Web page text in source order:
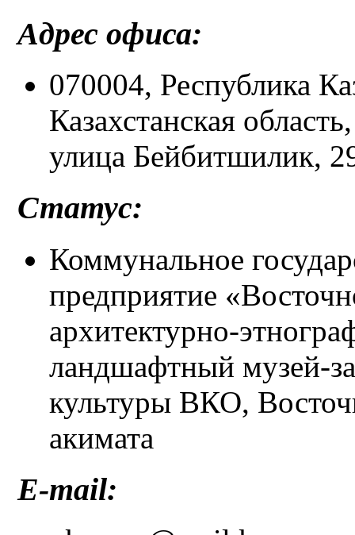
Адрес офиса:
070004, Республика
Казахстанская
улица Бейбитшилик,
Статус:
Коммунальное
предприятие
архитектурно-
ландшафтный музей-
культуры ВКО,
акимата
E-mail: